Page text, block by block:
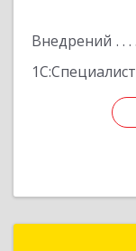
Внедрений
1С:Специалист